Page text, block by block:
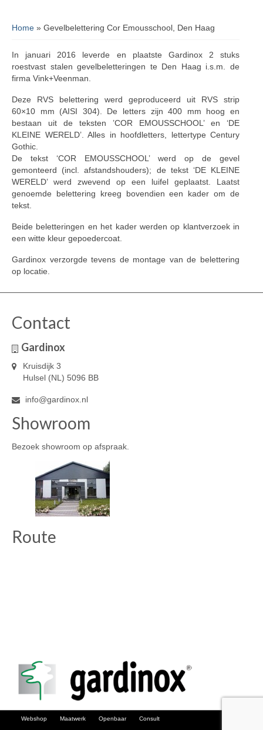
Home » Gevelbelettering Cor Emousschool, Den Haag
In januari 2016 leverde en plaatste Gardinox 2 stuks
roestvast stalen gevelbeletteringen te Den Haag i.s.m. de
firma Vink+Veenman.
Deze RVS belettering werd geproduceerd uit RVS strip
60×10 mm (AISI 304). De letters zijn 400 mm hoog en
bestaan uit de teksten ’COR EMOUSSCHOOL’ en ‘DE
KLEINE WERELD’. Alles in hoofdletters, lettertype Century
Gothic.
De tekst ‘COR EMOUSSCHOOL’ werd op de gevel
gemonteerd (incl. afstandshouders); de tekst ‘DE KLEINE
WERELD’ werd zwevend op een luifel geplaatst. Laatst
genoemde belettering kreeg bovendien een kader om de
tekst.
Beide beletteringen en het kader werden op klantverzoek in
een witte kleur gepoedercoat.
Gardinox verzorgde tevens de montage van de belettering
op locatie.
Contact
Gardinox
Kruisdijk 3
Hulsel (NL) 5096 BB
info@gardinox.nl
Showroom
Bezoek showroom op afspraak.
Route
Webshop Maatwerk Openbaar Consult